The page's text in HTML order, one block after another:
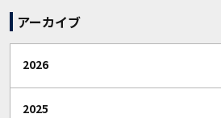
アーカイブ
2026
2025